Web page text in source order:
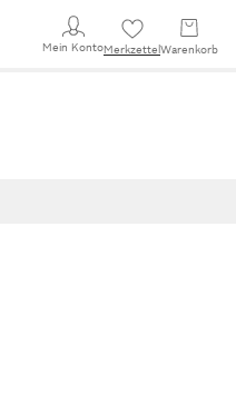
Mein KontoMerkzettel Warenkorb